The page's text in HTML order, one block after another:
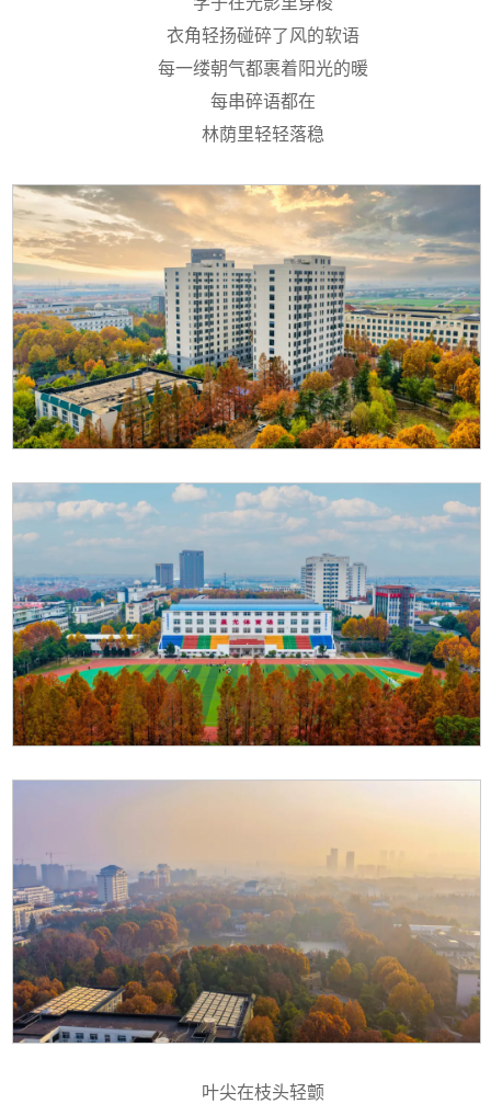
衣角轻扬碰碎了风的软语
每一缕朝气都裹着阳光的暖
每串碎语都在
林荫里轻轻落稳
叶尖在枝头轻颤